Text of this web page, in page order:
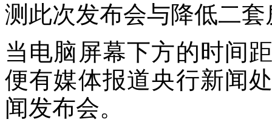
测此次发布会与降低二
当电脑屏幕下方的时间
便有媒体报道央行新闻
闻发布会。